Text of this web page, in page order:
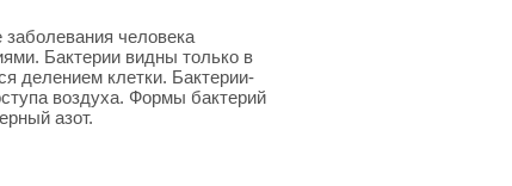
человека
Бактерии видны только в
делением клетки. Бактерии-
воздуха. Формы бактерий
азот.